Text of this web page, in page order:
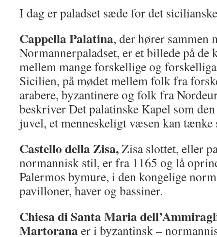
I dag er paladset sæde for det
Cappella Palatina, der hører sammen
Normannerpaladset, er et billede på
mellem mange forskellige og
Sicilien, på mødet mellem folk fra
arabere, byzantinere og folk fra
beskriver Det palatinske Kapel som
juvel, et menneskeligt væsen kan tænke
Castello della Zisa,Zisa slottet, eller
normannisk stil, er fra 1165 og lå
Palermos bymure, i den kongelige
pavilloner, haver og bassiner.
Chiesa di Santa Maria
Martoranaer i byzantinsk –